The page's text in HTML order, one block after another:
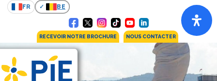
FR BE
RECEVOIR NOTRE BROCHURE NOUS CONTACTER